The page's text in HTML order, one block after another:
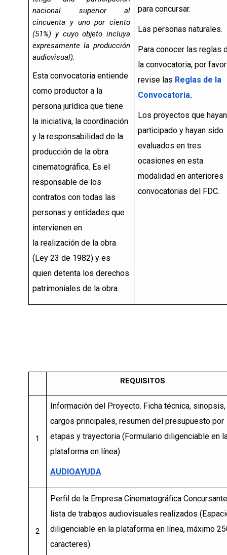
nacional superior al
cincuenta y uno por ciento
(51%) y cuyo objeto incluya
expresamente la producción
audiovisual).
Esta convocatoria entiende
como productor a la
persona jurídica que tiene
la iniciativa, la coordinación
y la responsabilidad de la
producción de la obra
cinematográfica. Es el
responsable de los
contratos con todas las
personas y entidades que
intervienen en
la realización de la obra
(Ley 23 de 1982) y es
quien detenta los derechos
patrimoniales de la obra.
para concursar.
Las personas naturales.
Para conocer las reglas
la convocatoria, por favor
revise las Reglas de la
Convocatoria.
Los proyectos que hayan
participado y hayan sido
evaluados en tres
ocasiones en esta
modalidad en anteriores
convocatorias del FDC.
REQUISITOS
1
Información del Proyecto. Ficha técnica, sinopsis,
cargos principales,resumen del presupuestopor
etapas y trayectoria (Formulario diligenciable en
plataforma en línea).
AUDIOAYUDA
2
Perfil de la Empresa Cinematográfica
lista de trabajos audiovisuales realizados
diligenciable en la plataforma en línea, máximo
caracteres).